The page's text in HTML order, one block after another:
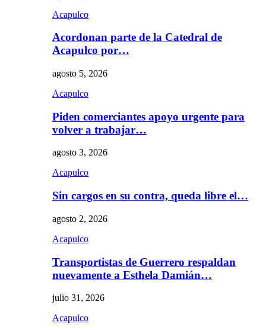
Acapulco
Acordonan parte de la Catedral de
Acapulco por…
agosto 5, 2026
Acapulco
Piden comerciantes apoyo urgente para
volver a trabajar…
agosto 3, 2026
Acapulco
Sin cargos en su contra, queda libre el…
agosto 2, 2026
Acapulco
Transportistas de Guerrero respaldan
nuevamente a Esthela Damián…
julio 31, 2026
Acapulco